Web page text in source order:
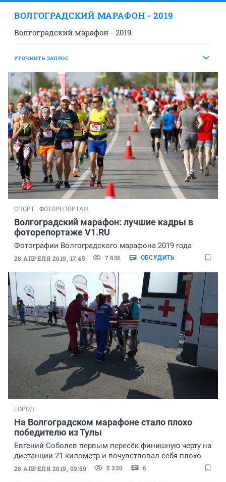
ВОЛГОГРАДСКИЙ МАРАФОН - 2019
Волгоградский марафон - 2019
УТОЧНИТЬ ЗАПРОС
СПОРТ ФОТОРЕПОРТАЖ
Волгоградский марафон: лучшие кадры в
фоторепортаже V1.RU
Фотографии Волгоградского марафона 2019 года
28 АПРЕЛЯ 2019, 17:45 7 856 ОБСУДИТЬ
ГОРОД
На Волгоградском марафоне стало плохо
победителю из Тулы
Евгений Соболев первым пересёк финишную черту на
дистанции 21 километр и почувствовал себя плохо
28 АПРЕЛЯ 2019, 09:59 5 320 6